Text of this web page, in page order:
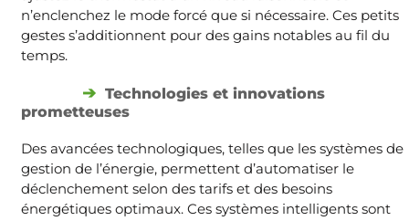
n’enclenchez le mode forcé que si nécessaire. Ces petits
gestes s’additionnent pour des gains notables au fil du
temps.
Technologies et innovations
prometteuses
Des avancées technologiques, telles que les systèmes de
gestion de l’énergie, permettent d’automatiser le
déclenchement selon des tarifs et des besoins
énergétiques optimaux. Ces systèmes intelligents sont